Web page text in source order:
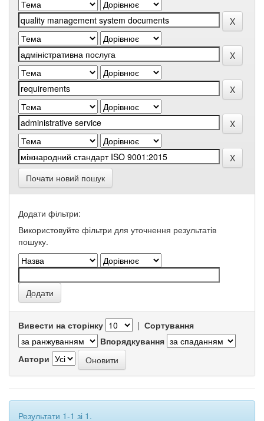
Почати новий пошук
Додати фільтри:
Використовуйте фільтри для уточнення результатів
пошуку.
Вивести на сторінку | Сортування
Впорядкування
Автори
Результати 1-1 зі 1.